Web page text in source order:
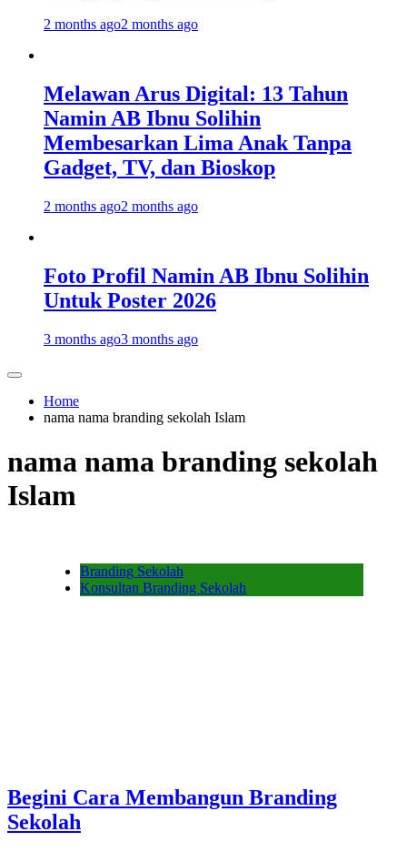
2 months ago2 months ago
Melawan Arus Digital: 13 Tahun
Namin AB Ibnu Solihin
Membesarkan Lima Anak Tanpa
Gadget, TV, dan Bioskop
2 months ago2 months ago
Foto Profil Namin AB Ibnu Solihin
Untuk Poster 2026
3 months ago3 months ago
Home
nama nama branding sekolah Islam
nama nama branding sekolah
Islam
Branding Sekolah
Konsultan Branding Sekolah
Begini Cara Membangun Branding
Sekolah